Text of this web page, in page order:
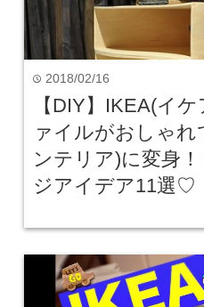
time 2018/02/16
【DIY】IKEA(イ
ァイルがおしゃれ
ンテリア)に変身
ジアイデア11選♡